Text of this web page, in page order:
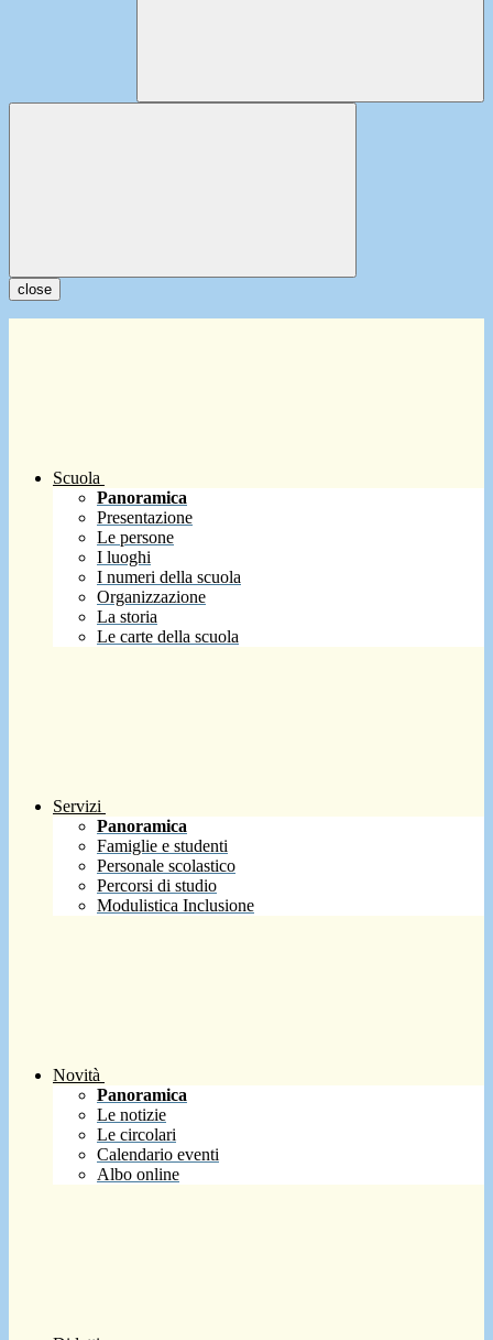
close
Scuola
Panoramica
Presentazione
Le persone
I luoghi
I numeri della scuola
Organizzazione
La storia
Le carte della scuola
Servizi
Panoramica
Famiglie e studenti
Personale scolastico
Percorsi di studio
Modulistica Inclusione
Novità
Panoramica
Le notizie
Le circolari
Calendario eventi
Albo online